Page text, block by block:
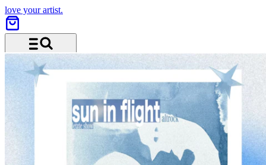
love your artist.
Menü und Suche